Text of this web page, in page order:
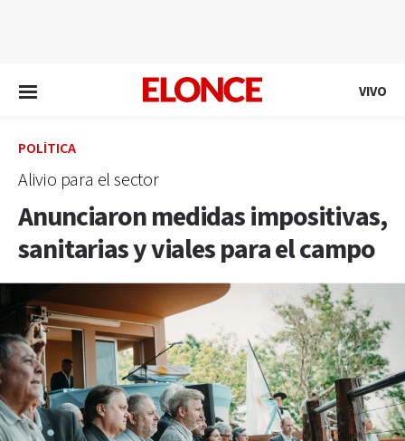
VIVO
POLÍTICA
Alivio para el sector
Anunciaron medidas impositivas,
sanitarias y viales para el campo